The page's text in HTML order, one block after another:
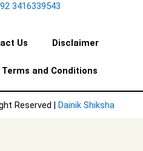
3416339543
Us Disclaimer
Terms and Conditions
Reserved | Dainik Shiksha